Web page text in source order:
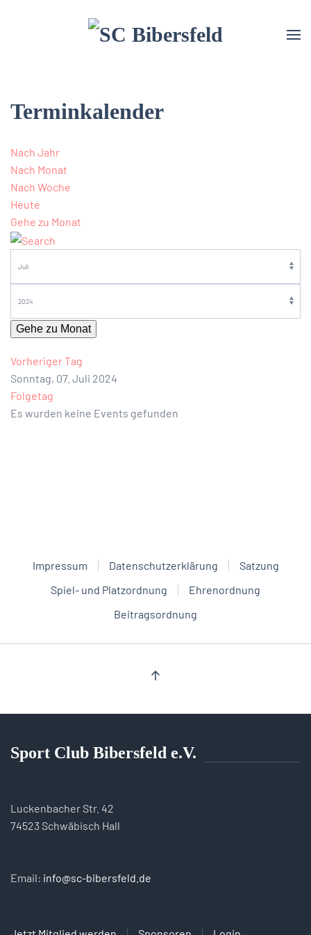
Terminkalender
Nach Jahr
Nach Monat
Nach Woche
Heute
Gehe zu Monat
Gehe zu Monat
Vorheriger Tag
Sonntag, 07. Juli 2024
Folgetag
Es wurden keine Events gefunden
Impressum Datenschutzerklärung
Satzung
Spiel- und Platzordnung
Ehrenordnung
Beitragsordnung
Sport Club Bibersfeld e.V.
Luckenbacher Str. 42
74523 Schwäbisch Hall
Email: info@sc-bibersfeld.de